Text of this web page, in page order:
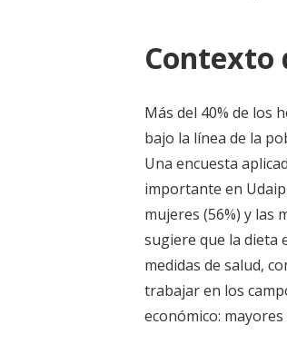
Contexto
Más del 40% de los
bajo la línea de la
Una encuesta
importante en
mujeres (56%) y las
sugiere que la dieta
medidas de salud,
trabajar en los
económico: